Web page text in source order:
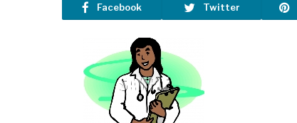
Facebook Twitter